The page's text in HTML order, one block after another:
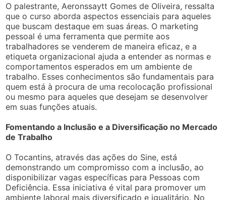
O palestrante, Aeronssaytt Gomes de Oliveira, ressalta
que o curso aborda aspectos essenciais para aqueles
que buscam destaque em suas áreas. O marketing
pessoal é uma ferramenta que permite aos
trabalhadores se venderem de maneira eficaz, e a
etiqueta organizacional ajuda a entender as normas e
comportamentos esperados em um ambiente de
trabalho. Esses conhecimentos são fundamentais para
quem está à procura de uma recolocação profissional
ou mesmo para aqueles que desejam se desenvolver
em suas funções atuais.
Fomentando a Inclusão e a Diversificação no Mercado
de Trabalho
O Tocantins, através das ações do Sine, está
demonstrando um compromisso com a inclusão, ao
disponibilizar vagas específicas para Pessoas com
Deficiência. Essa iniciativa é vital para promover um
ambiente laboral mais diversificado e igualitário. No